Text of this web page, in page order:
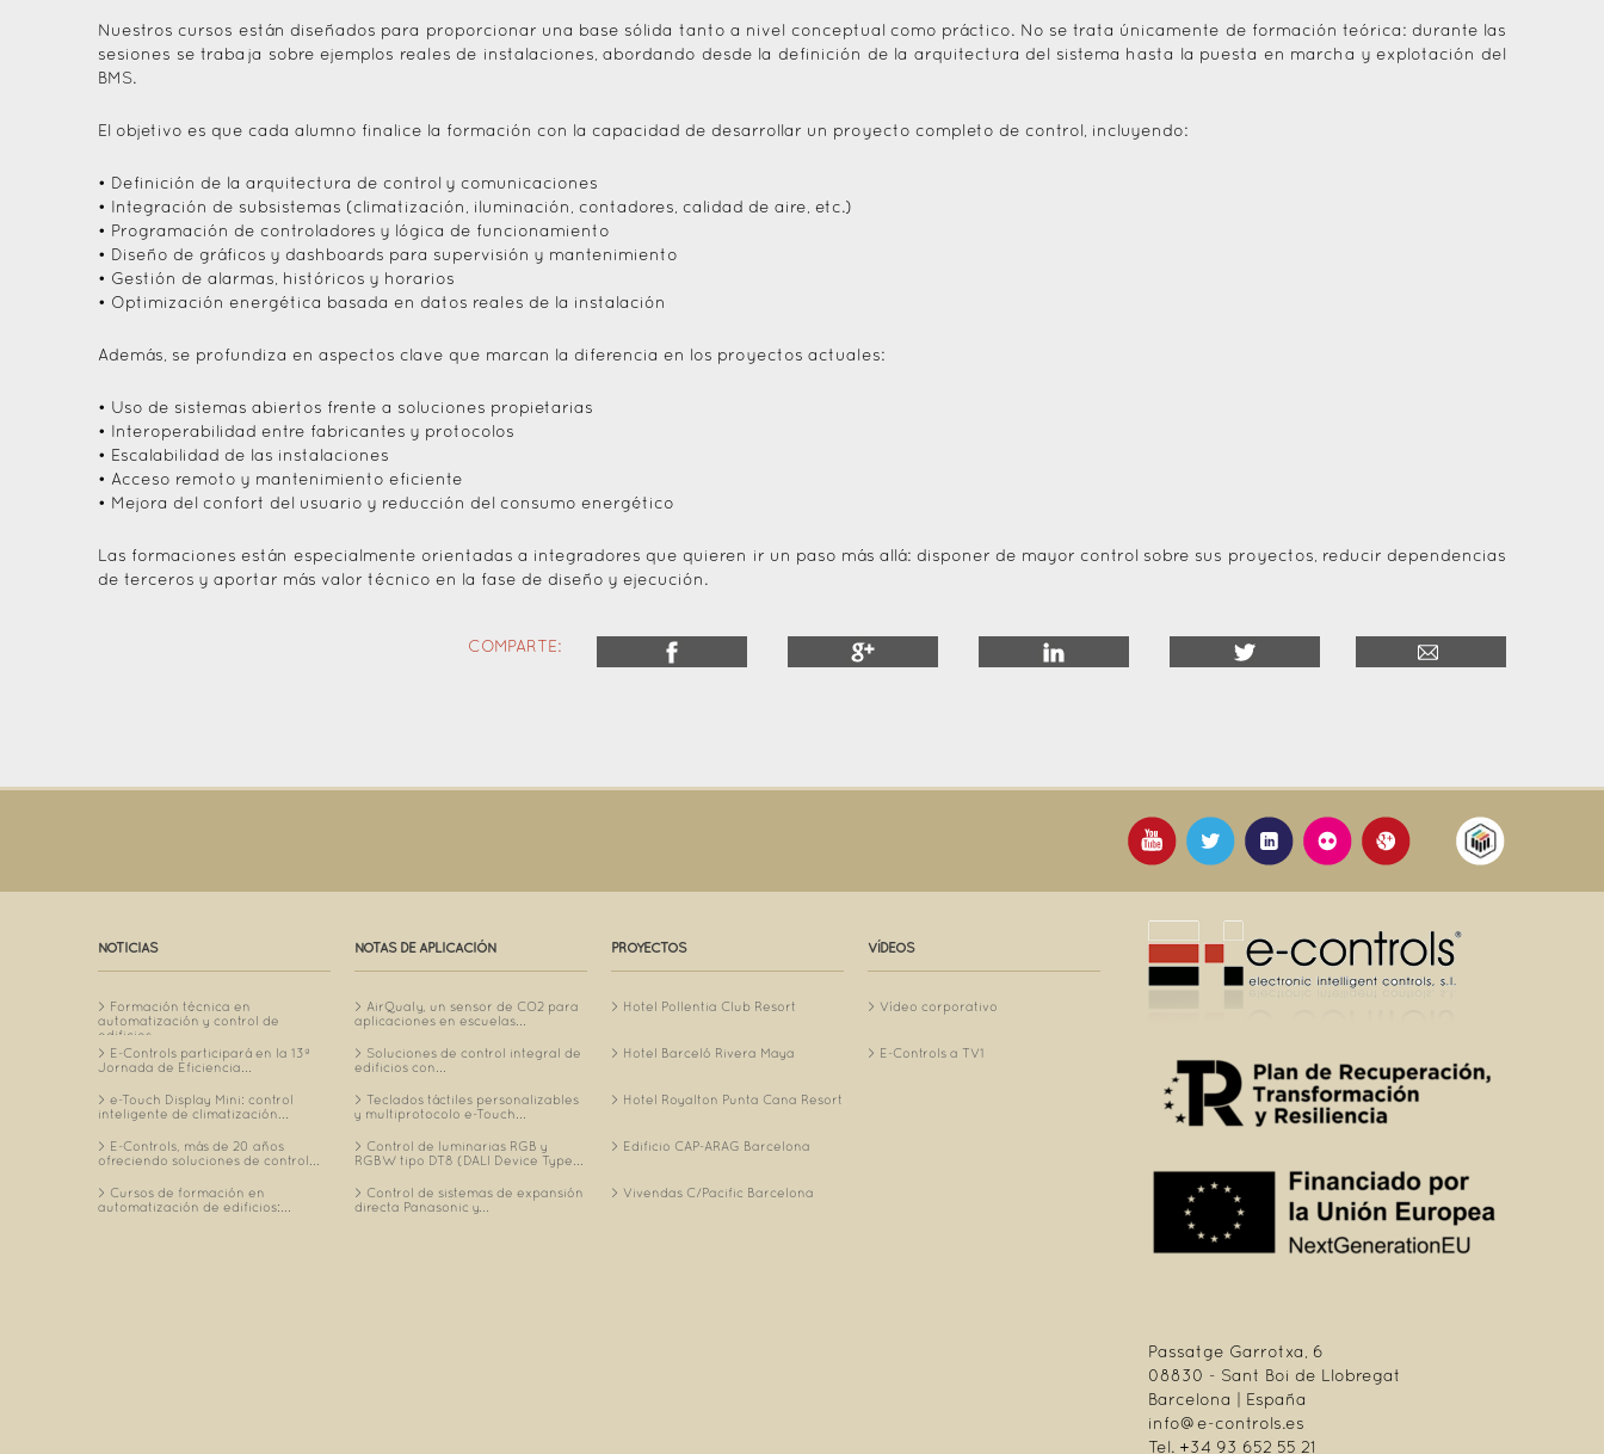
Nuestros cursos están diseñados para proporcionar una base sólida tanto a nivel conceptual como práctico. No se trata únicamente de formación teórica: durante las
sesiones se trabaja sobre ejemplos reales de instalaciones, abordando desde la definición de la arquitectura del sistema hasta la puesta en marcha y explotación del
BMS.
El objetivo es que cada alumno finalice la formación con la capacidad de desarrollar un proyecto completo de control, incluyendo:
• Definición de la arquitectura de control y comunicaciones
• Integración de subsistemas (climatización, iluminación, contadores, calidad de aire, etc.)
• Programación de controladores y lógica de funcionamiento
• Diseño de gráficos y dashboards para supervisión y mantenimiento
• Gestión de alarmas, históricos y horarios
• Optimización energética basada en datos reales de la instalación
Además, se profundiza en aspectos clave que marcan la diferencia en los proyectos actuales:
• Uso de sistemas abiertos frente a soluciones propietarias
• Interoperabilidad entre fabricantes y protocolos
• Escalabilidad de las instalaciones
• Acceso remoto y mantenimiento eficiente
• Mejora del confort del usuario y reducción del consumo energético
Las formaciones están especialmente orientadas a integradores que quieren ir un paso más allá: disponer de mayor control sobre sus proyectos, reducir dependencias
de terceros y aportar más valor técnico en la fase de diseño y ejecución.
COMPARTE:
NOTICIAS
Formación técnica en
automatización y control de
edificios...
E-Controls participará en la 13ª
Jornada de Eficiencia...
e-Touch Display Mini: control
inteligente de climatización...
E-Controls, más de 20 años
ofreciendo soluciones de control...
Cursos de formación en
automatización de edificios:...
NOTAS DE APLICACIÓN
AirQualy, un sensor de CO2 para
aplicaciones en escuelas...
Soluciones de control integral de
edificios con...
Teclados táctiles personalizables
y multiprotocolo e-Touch...
Control de luminarias RGB y
RGBW tipo DT8 (DALI Device Type...
Control de sistemas de expansión
directa Panasonic y...
PROYECTOS
Hotel Pollentia Club Resort
Hotel Barceló Rivera Maya
Hotel Royalton Punta Cana Resort
Edificio CAP-ARAG Barcelona
Vivendas C/Pacific Barcelona
VÍDEOS
Vídeo corporativo
E-Controls a TV1
Passatge Garrotxa, 6
08830 - Sant Boi de Llobregat
Barcelona | España
info@e-controls.es
Tel. +34 93 652 55 21